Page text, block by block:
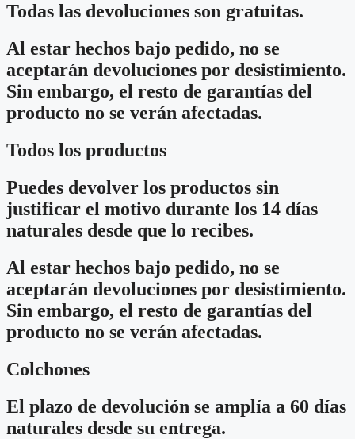
Todas las devoluciones son gratuitas.
Al estar hechos bajo pedido, no se
aceptarán devoluciones por desistimiento.
Sin embargo, el resto de garantías del
producto no se verán afectadas.
Todos los productos
Puedes devolver los productos sin
justificar el motivo durante los 14 días
naturales desde que lo recibes.
Al estar hechos bajo pedido, no se
aceptarán devoluciones por desistimiento.
Sin embargo, el resto de garantías del
producto no se verán afectadas.
Colchones
El plazo de devolución se amplía a 60 días
naturales desde su entrega.